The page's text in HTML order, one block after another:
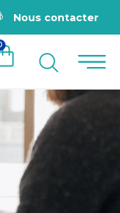
Nous contacter